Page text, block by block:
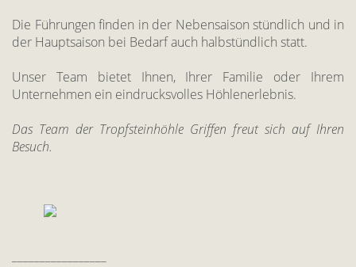
Die Führungen finden in der Nebensaison stündlich und in
der Hauptsaison bei Bedarf auch halbstündlich statt.
Unser Team bietet Ihnen, Ihrer Familie oder Ihrem
Unternehmen ein eindrucksvolles Höhlenerlebnis.
Das Team der Tropfsteinhöhle Griffen freut sich auf Ihren
Besuch.